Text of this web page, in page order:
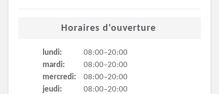
Horaires d'ouverture
lundi:
08:00–20:00
mardi:
08:00–20:00
mercredi:
08:00–20:00
jeudi:
08:00–20:00